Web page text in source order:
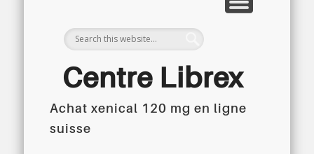
Centre Librex
Achat xenical 120 mg en ligne
suisse